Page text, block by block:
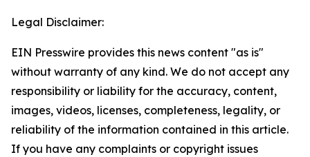
Legal Disclaimer:
EIN Presswire provides this news content "as is"
without warranty of any kind. We do not accept any
responsibility or liability for the accuracy, content,
images, videos, licenses, completeness, legality, or
reliability of the information contained in this article.
If you have any complaints or copyright issues